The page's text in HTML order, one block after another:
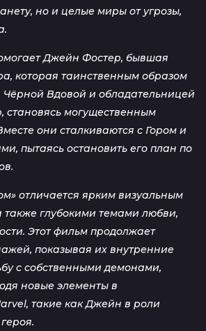
но и целые миры от угрозы,
Джейн Фостер, бывшая
которая таинственным образом
Чёрной Вдовой и обладательницей
становясь могущественным
они сталкиваются с Гором и
пытаясь остановить его план по
отличается ярким визуальным
глубокими темами любви,
Этот фильм продолжает
показывая их внутренние
с собственными демонами,
новые элементы в
такие как Джейн в роли